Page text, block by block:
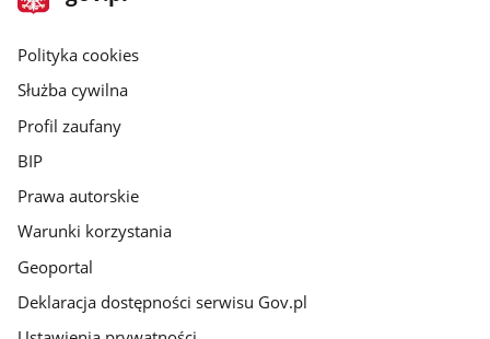
gov.pl
gov.pl
Polityka cookies
Służba cywilna
Profil zaufany
BIP
Prawa autorskie
Warunki korzystania
Geoportal
Deklaracja dostępności serwisu Gov.pl